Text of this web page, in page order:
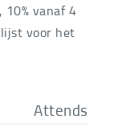
10% vanaf 4
voor het
Attends